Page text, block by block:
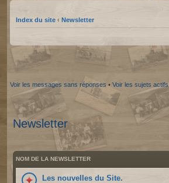
Index du site ‹ Newsletter
Voir les messages sans réponses • Voir les sujets actifs
Newsletter
NOM DE LA NEWSLETTER
Les nouvelles du Site.